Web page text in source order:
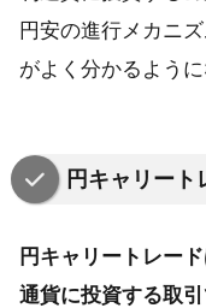
円安の進行メカニ
がよく分かるように
円キャリー
円キャリートレー
通貨に投資する取引